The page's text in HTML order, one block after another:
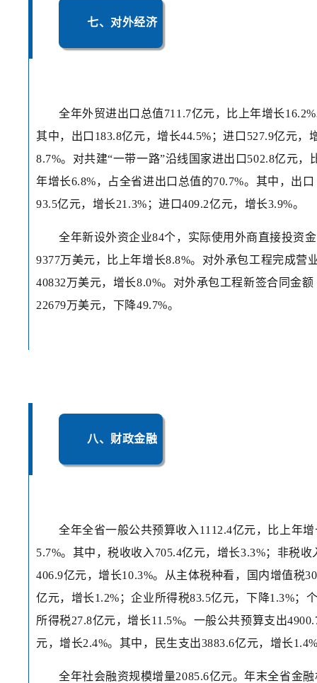
七、对外经济
全年外贸进出口总值711.7亿元，比上年增长
其中，出口183.8亿元，增长44.5%；进口527.9亿元，
8.7%。对共建“一带一路”沿线国家进出口502.8亿元，
年增长6.8%，占全省进出口总值的70.7%。其中，出口
93.5亿元，增长21.3%；进口409.2亿元，增长3.9%。
全年新设外资企业84个，实际使用外商直接投资
9377万美元，比上年增长8.8%。对外承包工程完成营
40832万美元，增长8.0%。对外承包工程新签合同金额
22679万美元，下降49.7%。
八、财政金融
全年全省一般公共预算收入1112.4亿元，比上年增
5.7%。其中，税收收入705.4亿元，增长3.3%；非税收
406.9亿元，增长10.3%。从主体税种看，国内增值税
亿元，增长1.2%；企业所得税83.5亿元，下降1.3%；
所得税27.8亿元，增长11.5%。一般公共预算支出
元，增长2.4%。其中，民生支出3883.6亿元，增长
全年社会融资规模增量2085.6亿元。年末全省金融